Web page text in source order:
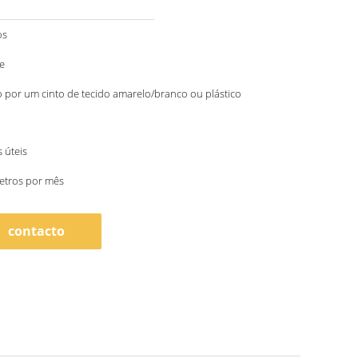
por um cinto de tecido amarelo/branco ou plástico
úteis
por mês
contacto